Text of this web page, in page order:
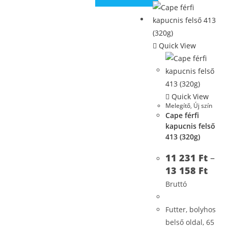
Quick View
Quick View
Melegítő, Új szín
Cape férfi
kapucnis felső
413 (320g)
11 231 Ft –
13 158 Ft
Bruttó
Futter, bolyhos
belső oldal, 65